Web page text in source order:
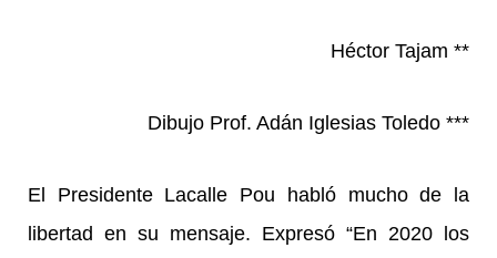
Héctor Tajam **
Dibujo Prof. Adán Iglesias Toledo ***
El Presidente Lacalle Pou habló mucho de la
libertad en su mensaje. Expresó “En 2020 los